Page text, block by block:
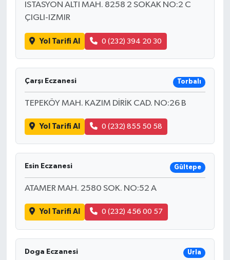
ISTASYON ALTI MAH. 8258 2 SOKAK NO:2 C
ÇIGLI-IZMIR
Yol Tarifi Al 0 (232) 394 20 30
Çarşı Eczanesi Torbalı
TEPEKÖY MAH. KAZIM DİRİK CAD. NO:26 B
Yol Tarifi Al 0 (232) 855 50 58
Esin Eczanesi Gültepe
ATAMER MAH. 2580 SOK. NO:52 A
Yol Tarifi Al 0 (232) 456 00 57
Doga Eczanesi Urla